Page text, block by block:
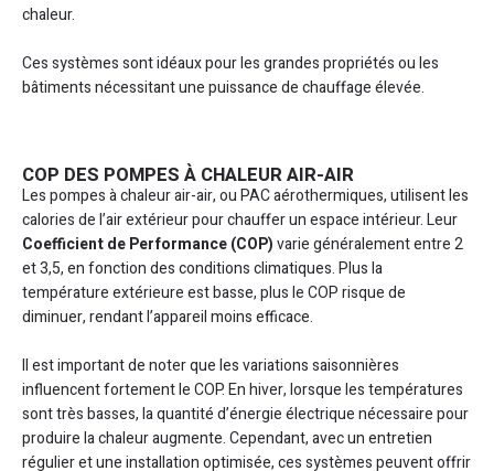
chaleur.
Ces systèmes sont idéaux pour les grandes propriétés ou les
bâtiments nécessitant une puissance de chauffage élevée.
COP DES POMPES À CHALEUR AIR-AIR
Les pompes à chaleur air-air, ou PAC aérothermiques, utilisent les
calories de l’air extérieur pour chauffer un espace intérieur. Leur
Coefficient de Performance (COP)varie généralement entre 2
et 3,5, en fonction des conditions climatiques. Plus la
température extérieure est basse, plus le COP risque de
diminuer, rendant l’appareil moins efficace.
Il est important de noter que les variations saisonnières
influencent fortement le COP. En hiver, lorsque les températures
sont très basses, la quantité d’énergie électrique nécessaire pour
produire la chaleur augmente. Cependant, avec un entretien
régulier et une installation optimisée, ces systèmes peuvent offrir